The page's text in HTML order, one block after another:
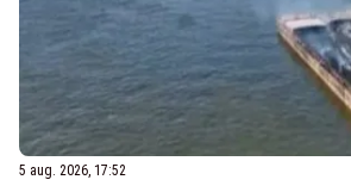
5 aug. 2026, 17:52